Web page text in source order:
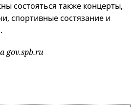
состояться также концерты,
спортивные состязание и
gov.spb.ru